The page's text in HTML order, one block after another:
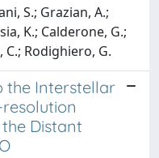
S.; Grazian, A.;
K.; Calderone, G.;
C.; Rodighiero, G.
the Interstellar
resolution
Distant